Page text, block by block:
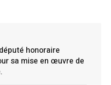
honoraire
sa mise en œuvre de